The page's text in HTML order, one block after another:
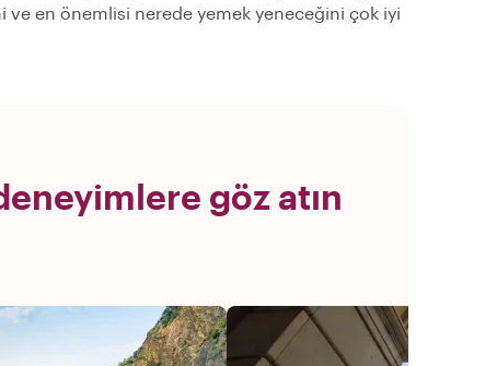
ve en önemlisi nerede yemek yeneceğini çok iyi
göz atın